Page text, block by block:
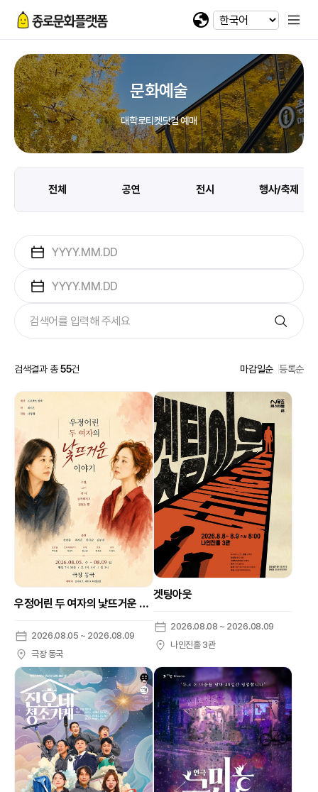
문화예술
대학로티켓닷컴 예매
전체 공연 전시 행사/축제
검색결과 총55건 마감일순 등록순
우정어린 두 여자의 낯뜨거운 이야기
2026.08.05 ~ 2026.08.09
극장 동국
겟팅아웃
2026.08.08 ~ 2026.08.09
나인진홀 3관
카카오 로그인
네이버 로그인
일회용 로그인
이메일
첨부파일
첨부파일
공연명 선택
번호 선택
회차정보 발급수량
선택